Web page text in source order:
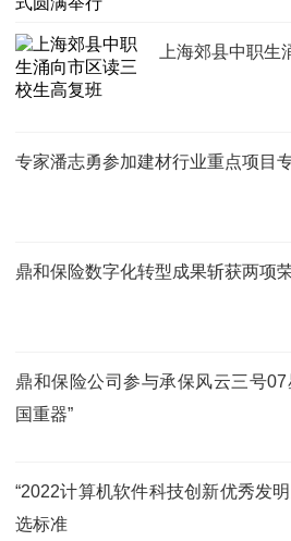
上海郊县中职
专家潘志勇参加建材行业重点项目
鼎和保险数字化转型成果斩获两项
鼎和保险公司参与承保风云三号
国重器”
“2022计算机软件科技创新优秀发
选标准